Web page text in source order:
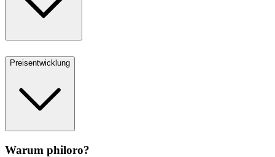
Preisentwicklung
Warum philoro?